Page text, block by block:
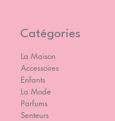
Catégories
La Maison
Accessoires
Enfants
La Mode
Parfums
Senteurs